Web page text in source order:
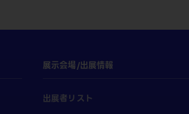
展示会場/出展情報
出展者リスト